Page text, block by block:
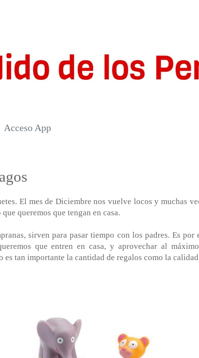
Acceso App
El mes de Diciembre nos vuelve locos y muchas
queremos que tengan en casa.
sirven para pasar tiempo con los padres. Es por
que entren en casa, y aprovechar al
es tan importante la cantidad de regalos como la